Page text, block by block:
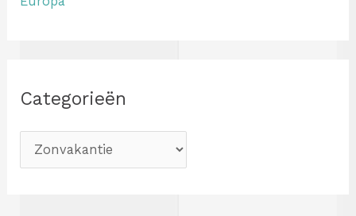
Categorieën